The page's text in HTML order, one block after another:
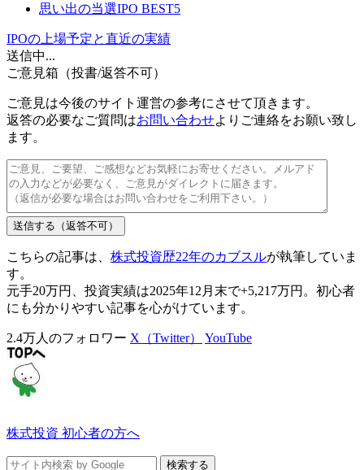
思い出の当選IPO BEST5
IPOの上場予定と直近の実績
送信中...
ご意見箱（投書/返答不可）
ご意見は今後のサイト運営の参考にさせて頂きます。
返答の必要なご質問はお問い合わせよりご連絡をお願い致し
ます。
こちらの記事は、 株式投資歴22年のカブスルが執筆していま
す。
元手20万円、投資実績は2025年12月末で+5,217万円。初心者
にも分かりやすい記事を心がけています。
2.4万人のフォロワー X（Twitter） YouTube
株式投資 初心者の方へ